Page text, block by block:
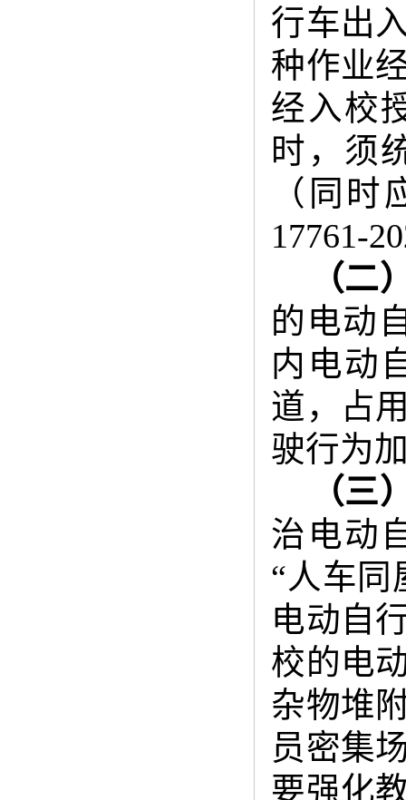
行车出
种作业
经入校
时，须
（同
17761-
（二
的电动
内电动
道，占
驶行为
（三
治电动
“人车同
电动自
校的电
杂物堆
员密集
要强化